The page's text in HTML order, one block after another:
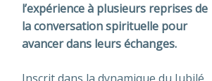
l’expérience à plusieurs reprises de
la conversation spirituelle pour
avancer dans leurs échanges.